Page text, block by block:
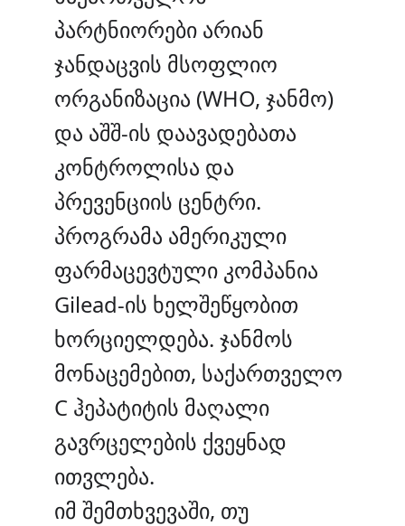
პარტნიორები არიან
ჯანდაცვის მსოფლიო
ორგანიზაცია (WHO, ჯანმო)
და აშშ-ის დაავადებათა
კონტროლისა და
პრევენციის ცენტრი.
პროგრამა ამერიკული
ფარმაცევტული კომპანია
Gilead-ის ხელშეწყობით
ხორციელდება. ჯანმოს
მონაცემებით, საქართველო
C ჰეპატიტის მაღალი
გავრცელების ქვეყნად
ითვლება.
იმ შემთხვევაში, თუ